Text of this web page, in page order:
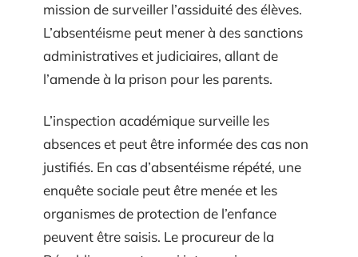
mission de surveiller l’assiduité des élèves.
L’absentéisme peut mener à des sanctions
administratives et judiciaires, allant de
l’amende à la prison pour les parents.
L’inspection académique surveille les
absences et peut être informée des cas non
justifiés. En cas d’absentéisme répété, une
enquête sociale peut être menée et les
organismes de protection de l’enfance
peuvent être saisis. Le procureur de la